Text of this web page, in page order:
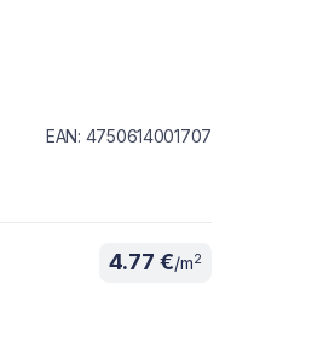
EAN: 4750614001707
4.77 €/m2